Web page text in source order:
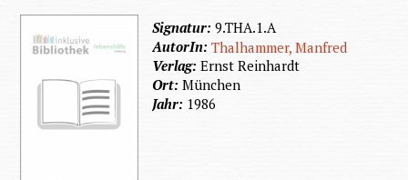
Signatur:9.THA.1.A
AutorIn:Thalhammer, Manfred
Verlag:Ernst Reinhardt
Ort:München
Jahr: 1986